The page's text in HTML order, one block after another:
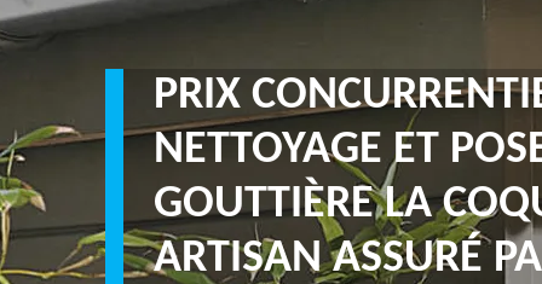
PRIX
NETTOYAGE ET
GOUTTIÈRE LA
ARTISAN ASSURÉ